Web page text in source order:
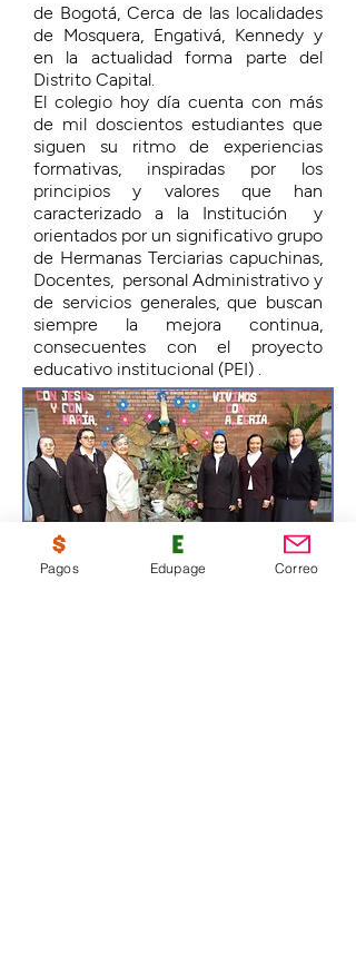
de Bogotá, Cerca de las localidades
de Mosquera, Engativá, Kennedy y
en la actualidad forma parte del
Distrito Capital.
El colegio hoy día cuenta con más
de mil doscientos estudiantes que
siguen su ritmo de experiencias
formativas, inspiradas por los
principios y valores que han
caracterizado a la Institución y
orientados por un significativo grupo
de Hermanas Terciarias capuchinas,
Docentes, personal Administrativo y
de servicios generales, que buscan
siempre la mejora continua,
consecuentes con el proyecto
educativo institucional (PEI) .
Pagos Edupage Correo